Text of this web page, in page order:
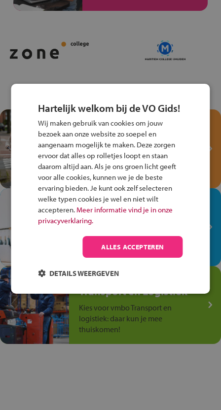
Test je kennis met het
Fiets Veilig
Verkeersspel!
Speel het Fiets Veilig Verkeersspel
en win een Cortina-fiets!
In de winkel ben je op je
plek!
op de winkelvloer, waar elke dag
anders is!
Jouw talent in de
Transport en Logistiek
Kies voor vmbo Transport en
logistiek: daar kun je mee
thuiskomen!
Hartelijk welkom bij de VO Gids!
Wij maken gebruik van cookies om jouw
bezoek aan onze website zo soepel en
aangenaam mogelijk te maken. Deze zorgen
ervoor dat alles op rolletjes loopt en staan
daarom altijd aan. Als je ons groen licht geeft
voor alle cookies, kunnen we je de beste
ervaring bieden. Je kunt ook zelf selecteren
welke typen cookies je wel en niet wilt
accepteren. Meer informatie vind je in onze
privacyverklaring.
ALLES ACCEPTEREN
DETAILS WEERGEVEN